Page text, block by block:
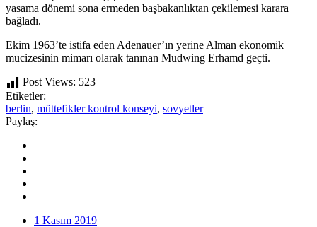
yasama dönemi sona ermeden başbakanlıktan çekilemesi karara
bağladı.
Ekim 1963’te istifa eden Adenauer’ın yerine Alman ekonomik
mucizesinin mimarı olarak tanınan Mudwing Erhamd geçti.
Post Views: 523
Etiketler:
berlin, müttefikler kontrol konseyi, sovyetler
Paylaş:
1 Kasım 2019